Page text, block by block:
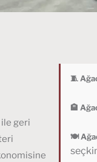
ile geri
🧵
🏨
🍽️